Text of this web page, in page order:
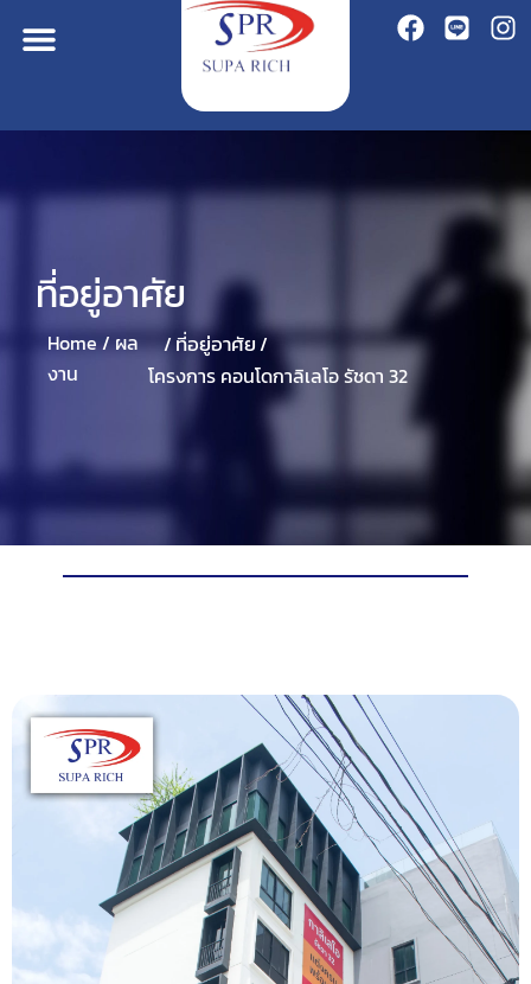
ที่อยู่อาศัย
Home / ผล
งาน
/ ที่อยู่อาศัย/
โครงการ คอนโดกาลิเลโอ รัชดา 32